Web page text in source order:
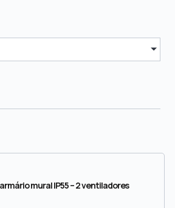
mural IP55 – 2 ventiladores